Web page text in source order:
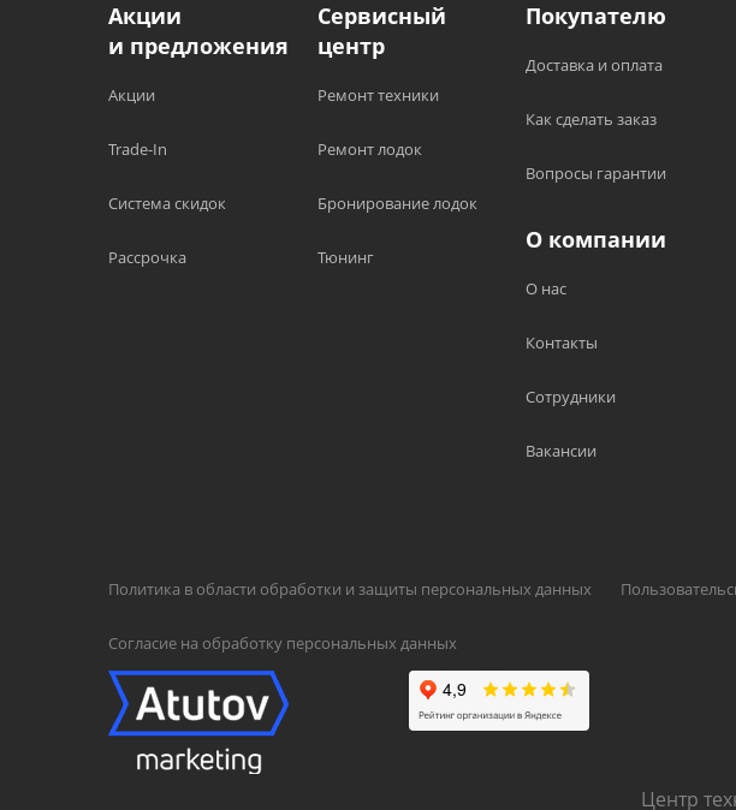
Акции
и предложения
Акции
Trade-In
Система скидок
Рассрочка
Сервисный
центр
Ремонт техники
Ремонт лодок
Бронирование лодок
Тюнинг
Покупателю
Доставка и оплата
Как сделать заказ
Вопросы гарантии
О компании
О нас
Контакты
Сотрудники
Вакансии
Политика в области обработки и защиты персональных данных
Согласие на обработку персональных данных
Центр